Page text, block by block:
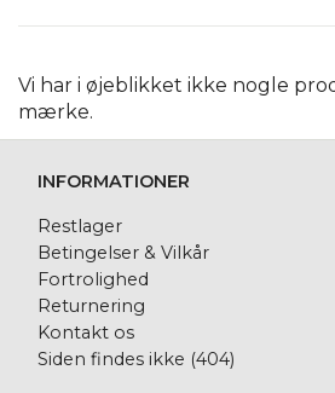
Vi har i øjeblikket ikke nogle
mærke.
INFORMATIONER
Restlager
Betingelser & Vilkår
Fortrolighed
Returnering
Kontakt os
Siden findes ikke (404)